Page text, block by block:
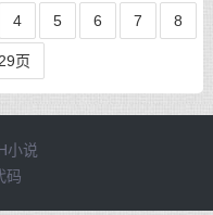
4 5 6 7 8
页
小说
码